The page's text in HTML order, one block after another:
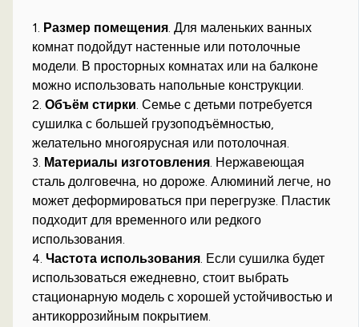
1. Размер помещения. Для маленьких ванных
комнат подойдут настенные или потолочные
модели. В просторных комнатах или на балконе
можно использовать напольные конструкции.
2.Объём стирки. Семье с детьми потребуется
сушилка с большей грузоподъёмностью,
желательно многоярусная или потолочная.
3. Материалы изготовления. Нержавеющая
сталь долговечна, но дороже. Алюминий легче, но
может деформироваться при перегрузке. Пластик
подходит для временного или редкого
использования.
4.Частота использования. Если сушилка будет
использоваться ежедневно, стоит выбрать
стационарную модель с хорошей устойчивостью и
антикоррозийным покрытием.